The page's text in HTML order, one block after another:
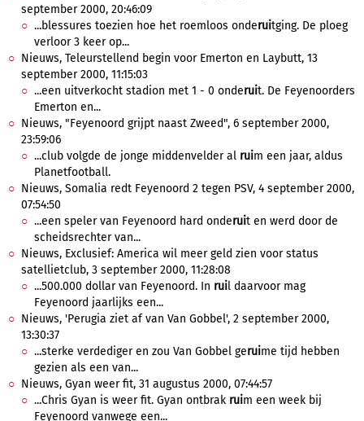
september 2000, 20:46:09
...blessures toezien hoe het roemloos onderuitging. De ploeg
verloor 3 keer op...
Nieuws, Teleurstellend begin voor Emerton en Laybutt, 13
september 2000, 11:15:03
...een uitverkocht stadion met 1 - 0 onderuit. De Feyenoorders
Emerton en...
Nieuws, "Feyenoord grijpt naast Zweed", 6 september 2000,
23:59:06
...club volgde de jonge middenvelder al ruim een jaar, aldus
Planetfootball.
Nieuws, Somalia redt Feyenoord 2 tegen PSV, 4 september 2000,
07:54:50
...een speler van Feyenoord hard onderuit en werd door de
scheidsrechter van...
Nieuws, Exclusief: America wil meer geld zien voor status
satellietclub, 3 september 2000, 11:28:08
...500.000 dollar van Feyenoord. In ruil daarvoor mag
Feyenoord jaarlijks een...
Nieuws, 'Perugia ziet af van Van Gobbel', 2 september 2000,
13:30:37
...sterke verdediger en zou Van Gobbel geruime tijd hebben
gezien als een van...
Nieuws, Gyan weer fit, 31 augustus 2000, 07:44:57
...Chris Gyan is weer fit. Gyan ontbrak ruim een week bij
Feyenoord vanwege een...